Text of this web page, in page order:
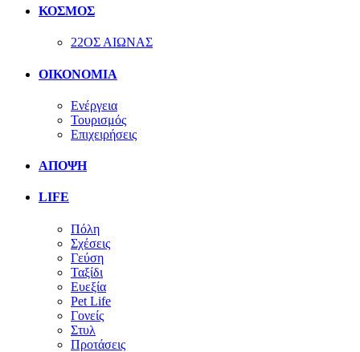
ΚΟΣΜΟΣ
22ΟΣ ΑΙΩΝΑΣ
ΟΙΚΟΝΟΜΙΑ
Ενέργεια
Τουρισμός
Επιχειρήσεις
ΑΠΟΨΗ
LIFE
Πόλη
Σχέσεις
Γεύση
Ταξίδι
Ευεξία
Pet Life
Γονείς
Στυλ
Προτάσεις